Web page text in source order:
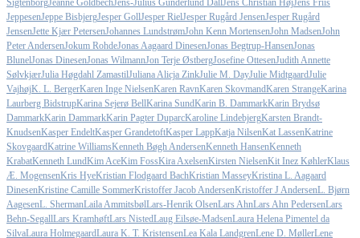
SigtenborgJeanne GoldbechJens-Julius Gunderlund DallJens Christian HøjJens Friis
JeppesenJeppe BisbjergJesper GollJesper RielJesper Rugård JensenJesper Rugård
JensenJette Kjær PetersenJohannes LundstrømJohn Kenn MortensenJohn MadsenJohn
Peter AndersenJokum RohdeJonas Aagaard DinesenJonas Begtrup-HansenJonas
BlunelJonas DinesenJonas WilmannJon Terje ØstbergJosefine OttesenJudith Annette
SølvkjærJulia Høgdahl ZamastilJuliana Alicja ZinkJulie M. DayJulie MidtgaardJulie
VajhøjK. L. BergerKaren Inge NielsenKaren RavnKaren SkovmandKaren StrangeKarina
Laurberg BidstrupKarina Sejerø BellKarina SundKarin B. DammarkKarin Brydsø
DammarkKarin DammarkKarin Pagter DuparcKaroline LindebjergKarsten Brandt-
KnudsenKasper EndeltKasper GrandetoftKasper LappKatja NilsenKat LassenKatrine
SkovgaardKatrine WilliamsKenneth Bøgh AndersenKenneth HansenKenneth
KrabatKenneth LundKim AceKim FossKira AxelsenKirsten NielsenKit Inez KøhlerKlaus
Æ. MogensenKris HyeKristian Flodgaard BachKristian MasseyKristina L. Aagaard
DinesenKristine Camille SommerKristoffer Jacob AndersenKristoffer J AndersenL. Bjørn
AagesenL. ShermanLaila AmmitsbølLars-Henrik OlsenLars AhnLars Ahn PedersenLars
Behn-SegallLars KramhøftLars NistedLaug Eilsøe-MadsenLaura Helena Pimentel da
SilvaLaura HolmegaardLaura K. T. KristensenLea Kala LandgrenLene D. MøllerLene